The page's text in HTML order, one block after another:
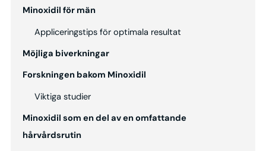
Minoxidil för män
Appliceringstips för optimala resultat
Möjliga biverkningar
Forskningen bakom Minoxidil
Viktiga studier
Minoxidil som en del av en omfattande
hårvårdsrutin